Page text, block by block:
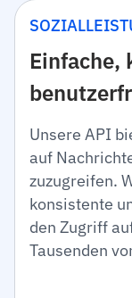
Einfache,
Unsere API
auf
zuzugreifen.
konsistente
den Zugriff
Tausenden